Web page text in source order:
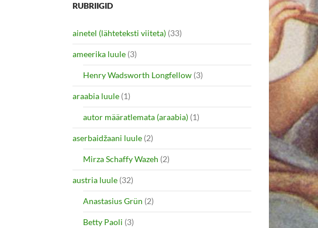
RUBRIIGID
ainetel (lähteteksti viiteta) (33)
ameerika luule (3)
Henry Wadsworth Longfellow (3)
araabia luule (1)
autor määratlemata (araabia) (1)
aserbaidžaani luule (2)
Mirza Schaffy Wazeh (2)
austria luule (32)
Anastasius Grün (2)
Betty Paoli (3)